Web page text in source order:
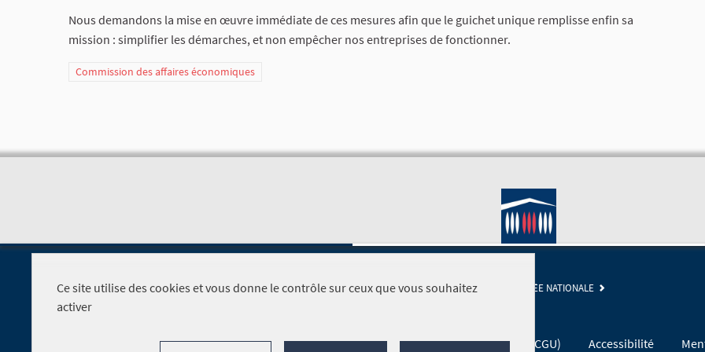
Nous demandons la mise en œuvre immédiate de ces mesures afin que le guichet unique remplisse enfin sa
mission : simplifier les démarches, et non empêcher nos entreprises de fonctionner.
Commission des affaires économiques
SITE DE L'ASSEMBLÉE NATIONALE
Foire aux questions Conditions générales d'utilisation (CGU) Accessibilité
Ce site utilise des cookies et vous donne le contrôle sur ceux que vous souhaitez
activer